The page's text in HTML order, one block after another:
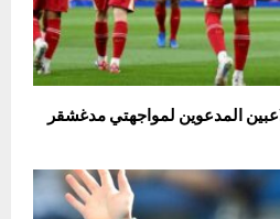
المدعوين لمواجهتي مدغشقر